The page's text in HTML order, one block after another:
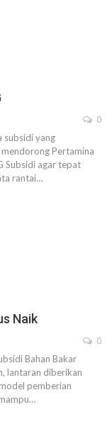
0
subsidi yang
Pertamina
Subsidi agar tepat
rantai…
Naik
0
Bahan Bakar
lantaran diberikan
pemberian